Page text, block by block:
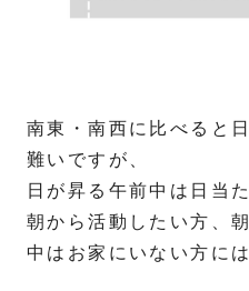
南東・南西に比べると
難いですが、
日が昇る午前中は日当
朝から活動したい方、
中はお家にいない方に